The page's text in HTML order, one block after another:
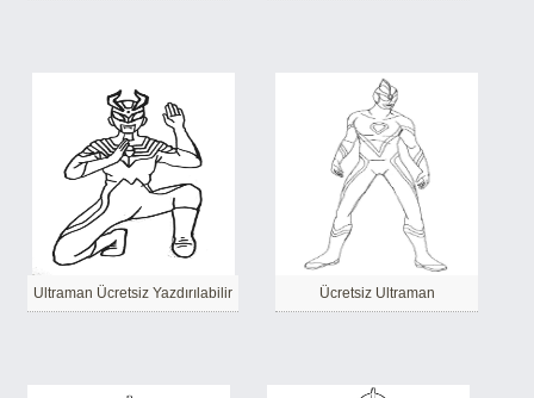
Ultraman Ücretsiz Yazdırılabilir Ücretsiz Ultraman